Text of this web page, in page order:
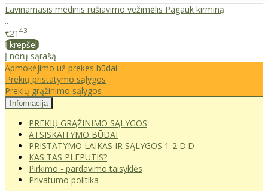
Lavinamasis medinis rūšiavimo vežimėlis Pagauk kirminą
..
€21 43
Į krepšelį
Į norų sąrašą
Apmokėjimo už prekes būdai
Prekių pristatymo sąlygos
Prekių grąžinimo sąlygos
Informacija
PREKIŲ GRĄŽINIMO SĄLYGOS
ATSISKAITYMO BŪDAI
PRISTATYMO LAIKAS IR SĄLYGOS 1-2 D.D
KAS TAS PLEPUTIS?
Pirkimo - pardavimo taisyklės
Privatumo politika